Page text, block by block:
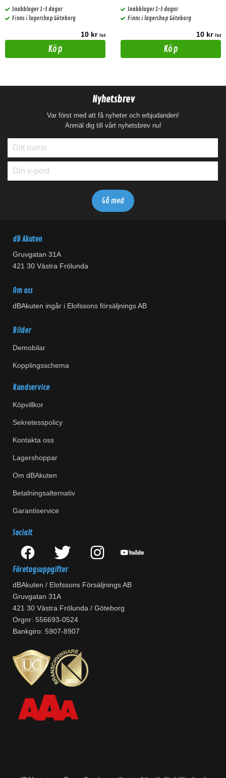
Snabblager 1-3 dagar
Finns i lagershop Göteborg
10 kr /st
Köp
Snabblager 1-3 dagar
Finns i lagershop Göteborg
10 kr /st
Köp
Nyhetsbrev
Var först med att få nyheter och erbjudanden!
Anmäl dig till vårt nyhetsbrev nu!
dB Akuten
Gruvgatan 31A
421 30 Västra Frölunda
Om oss
dBAkuten ingår i Elofssons försäljnings AB
Bilder
Demobilar
Kopplingsschema
Kundservice
Köpvillkor
Sekretesspolicy
Kontakta oss
Lagershoppar
Om dBAkuten
Betalningsalternativ
Garantiservice
Socialt
Företagsuppgifter
dBAkuten / Elofssons Försäljnings AB
Gruvgatan 31A
421 30 Västra Frölunda / Göteborg
Orgnr: 556693-0524
Bankgiro: 5907-8907